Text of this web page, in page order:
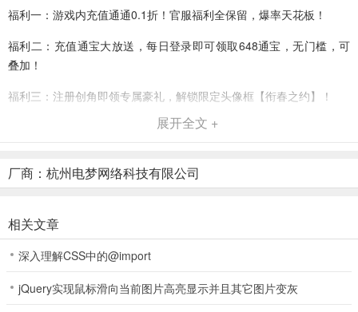
福利一：游戏内充值通通0.1折！官服福利全保留，爆率天花板！
福利二：充值通宝大放送，每日登录即可领取648通宝，无门槛，可
叠加！
福利三：注册创角即领专属豪礼，解锁限定头像框【衔春之约】！
福利四：特惠通宝一键购买，十倍欧皇膨胀通宝！
【星曜勇者】！
【羽扇灵雀 - 薇拉】，激活新人崛起羁绊！
福利七：八日签到，次日登陆领取SSR+【天音女皇 - 莱蕾】，号角召
展开全文 +
厂商：杭州电梦网络科技有限公司
相关文章
深入理解CSS中的@import
jQuery实现鼠标滑向当前图片高亮显示并且其它图片变灰